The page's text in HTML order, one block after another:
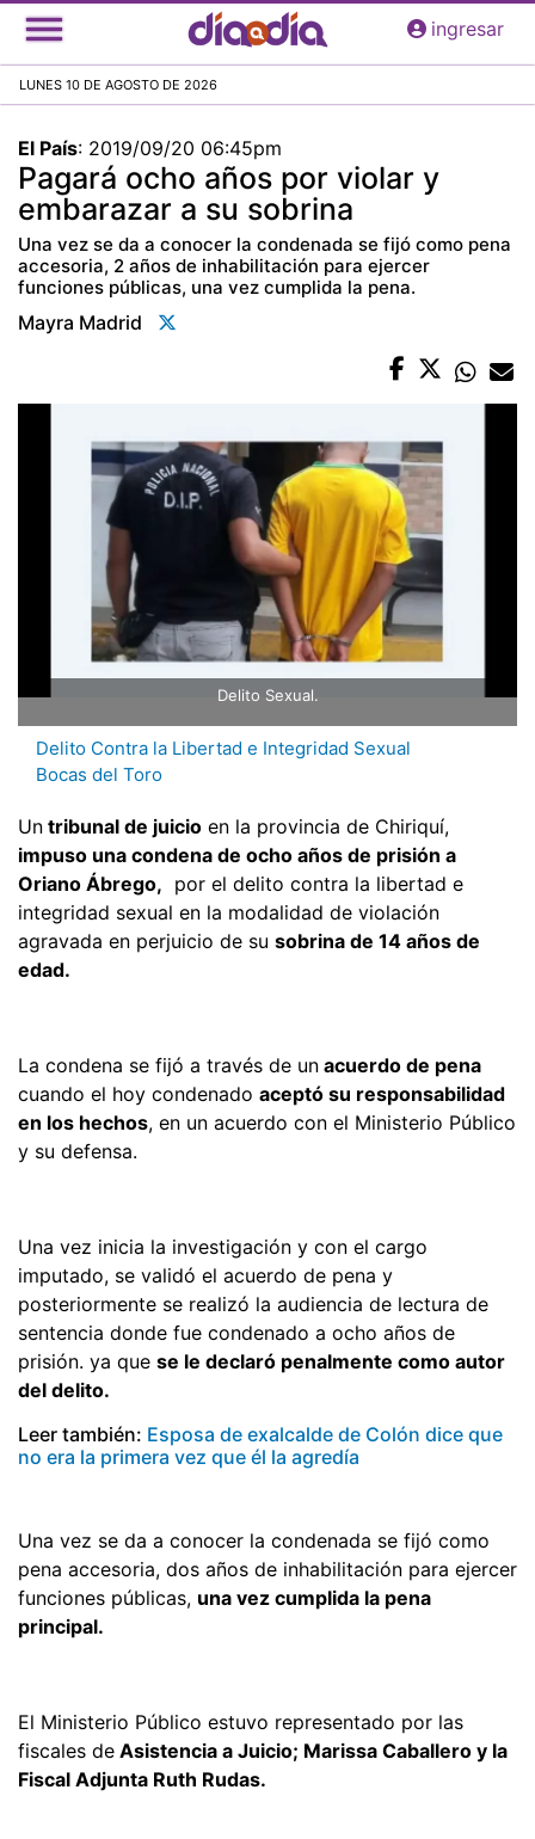
Pasar
al
principal
ingresar
LUNES 10 DE AGOSTO DE 2026
El País: 2019/09/20 06:45pm
Pagará ocho años por violar y
embarazar a su sobrina
Una vez se da a conocer la condenada se fijó como pena
accesoria, 2 años de inhabilitación para ejercer
funciones públicas, una vez cumplida la pena.
Mayra Madrid
Delito Sexual.
Delito Contra la Libertad e Integridad Sexual
Bocas del Toro
Un tribunal de juicio en la provincia de Chiriquí,
impuso una condena de ocho años de prisión a
Oriano Ábrego, por el delito contra la libertad e
integridad sexual en la modalidad de violación
agravada en perjuicio de su sobrina de 14 años de
edad.
La condena se fijó a través de un acuerdo de pena
cuando el hoy condenado aceptó su responsabilidad
en los hechos, en un acuerdo con el Ministerio Público
y su defensa.
Una vez inicia la investigación y con el cargo
imputado, se validó el acuerdo de pena y
posteriormente se realizó la audiencia de lectura de
sentencia donde fue condenado a ocho años de
prisión. ya que se le declaró penalmente como autor
del delito.
Leer también: Esposa de exalcalde de Colón dice que
no era la primera vez que él la agredía
Una vez se da a conocer la condenada se fijó como
pena accesoria, dos años de inhabilitación para ejercer
funciones públicas, una vez cumplida la pena
principal.
El Ministerio Público estuvo representado por las
fiscales de Asistencia a Juicio; Marissa Caballero y la
Fiscal Adjunta Ruth Rudas.